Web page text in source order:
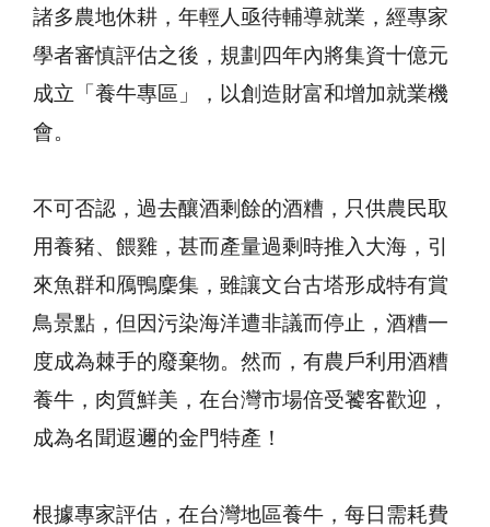
諸多農地休耕，年輕人亟待輔導就業，經專家
學者審慎評估之後，規劃四年內將集資十億元
成立「養牛專區」，以創造財富和增加就業機
會。
不可否認，過去釀酒剩餘的酒糟，只供農民取
用養豬、餵雞，甚而產量過剩時推入大海，引
來魚群和鴈鴨麇集，雖讓文台古塔形成特有賞
鳥景點，但因污染海洋遭非議而停止，酒糟一
度成為棘手的廢棄物。然而，有農戶利用酒糟
養牛，肉質鮮美，在台灣市場倍受饕客歡迎，
成為名聞遐邇的金門特產！
根據專家評估，在台灣地區養牛，每日需耗費